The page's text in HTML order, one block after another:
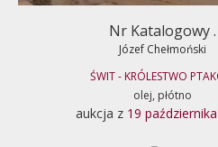
Nr Katalogowy .
Józef Chełmoński
ŚWIT - KRÓLESTWO
olej, płótno
aukcja z 19